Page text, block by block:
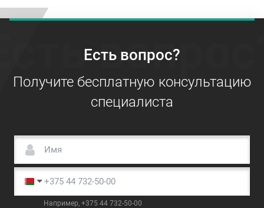
Есть вопрос?
Получите бесплатную консультацию
специалиста
Например, +375 44 732-50-00